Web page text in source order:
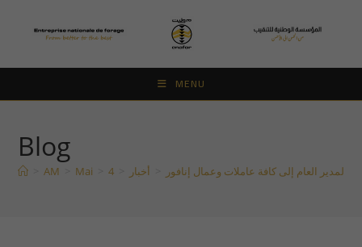
MENU
Blog
AM Mai 4 أخبار المدير العام إلى كافة عاملات وعمال إنافور